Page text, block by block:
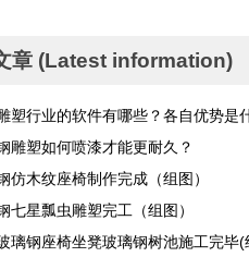
章 (Latest information)
塑行业的软件有哪些？各自优势是
雕塑如何喷漆才能更耐久？
仿木纹座椅制作完成（组图）
七星瓢虫雕塑完工（组图）
璃钢座椅坐凳玻璃钢树池施工完毕(